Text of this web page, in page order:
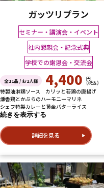
ガッツリプラン
セミナー・講演会・イベント
社内懇親会・記念式典
学校での謝恩会・交流会
全11品 / お1人様 4,400 円
(税込)
特製油淋鶏ソース カリッと若鶏の唐揚げ
燻香鶏とかぶらのハーモニーマリネ
シェフ特製カレーと黄金バターライス
続きを表示する
詳細を見る